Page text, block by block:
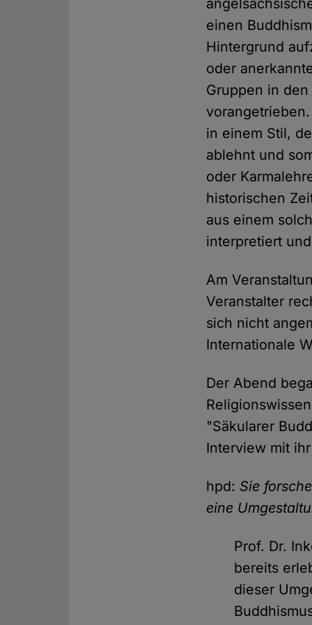
einen
Hintergrund
oder
Gruppen in
in einem Stil,
ablehnt und
oder
historischen
aus einem
interpretiert
Am
Veranstalter
sich nicht
Internationale
Der Abend
"Säkularer
Interview mit
hpd: Sie
eine
Prof. Dr.
bereits
dieser